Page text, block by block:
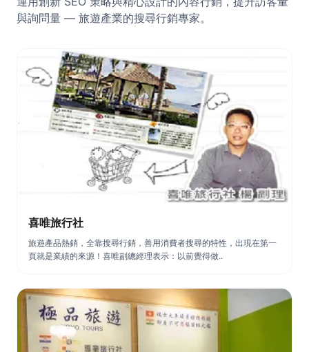
與詢問量 — 旅遊產業的搜尋行銷專家。
喜唯旅行社
旅遊產品熱銷，全靠搜尋行銷，善用消費者搜尋的特性，出現在第一
頁就是業績的來源！喜唯副總經理表示：以前覺得做..